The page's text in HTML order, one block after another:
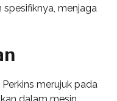
menjaga
merujuk pada